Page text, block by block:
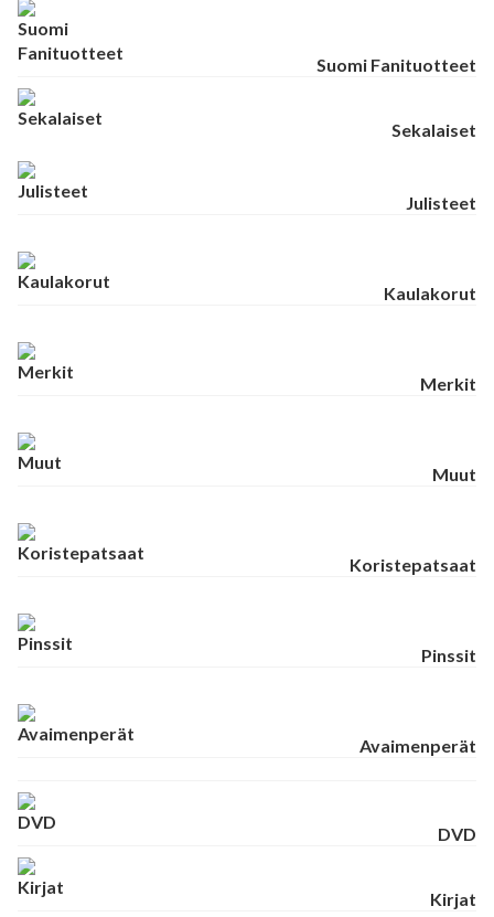
Suomi Fanituotteet
Sekalaiset
Julisteet
Kaulakorut
Merkit
Muut
Koristepatsaat
Pinssit
Avaimenperät
DVD
Kirjat